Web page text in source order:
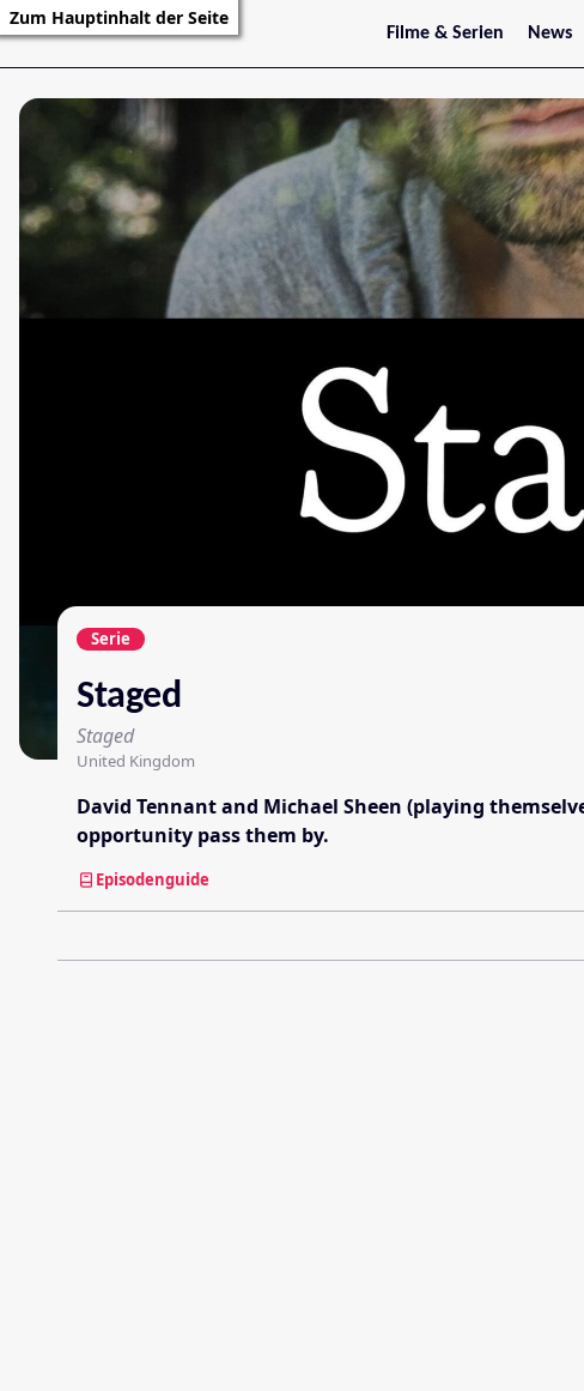
Zum Hauptinhalt der Seite
Filme & Serien
Trailer
Filmarchiv
Serienarchiv
News
Stars
Serie
Staged
Staged
United Kingdom
David Tennant and Michael Sheen (playing
opportunity pass them by.
Episodenguide